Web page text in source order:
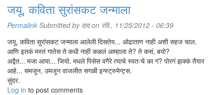
जयू, कविता सुरांसकट जन्माला
Permalink Submitted by दादon रवि., 11/25/2012 - 06:39
जयू, कविता सुरांसकट जन्माला आलेली दिसतेय... ओढाताण नाही अशी सहज चाल.
आणि इतकं मस्तं गातेस ते कधी नाही कळलं आम्हाला ते? ते कसं, बयो?
अद्वैत... मजा आया... जियो. मधले पिसेस वगैरे त्याचे स्वतःचे का गं? पोरगं झक्कं तैयार
आहे... समजून, उमजून वाजलीत सगळी इन्स्ट्रुमेन्ट्स.
सुंदर.
Log in to post comments